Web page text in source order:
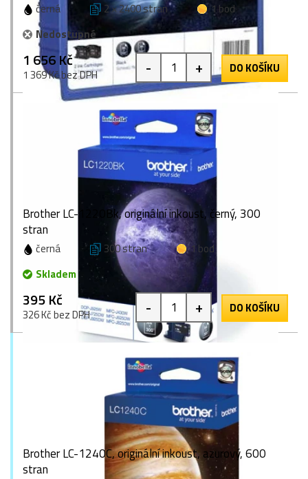
černá 2 × 2400 stran
1 bod
Nedostupné
1 656 Kč
1 369 Kč bez DPH - + DO KOŠÍKU
Brother LC-1220Bk, originální inkoust, černý, 300
stran
černá 300 stran
1 bod
Skladem
395 Kč
326 Kč bez DPH - + DO KOŠÍKU
Brother LC-1240C, originální inkoust, azurový, 600
stran